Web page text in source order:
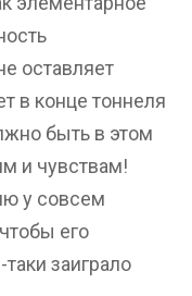
оставляет
в конце тоннеля
быть в этом
и чувствам!
у совсем
его
заиграло